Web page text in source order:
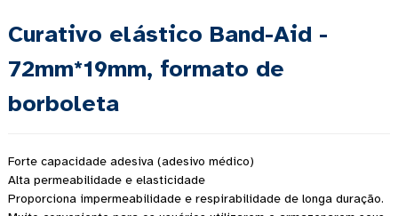
Curativo elástico Band-Aid -
72mm*19mm, formato de
borboleta
Forte capacidade adesiva (adesivo médico)
Alta permeabilidade e elasticidade
Proporciona impermeabilidade e respirabilidade de longa duração.